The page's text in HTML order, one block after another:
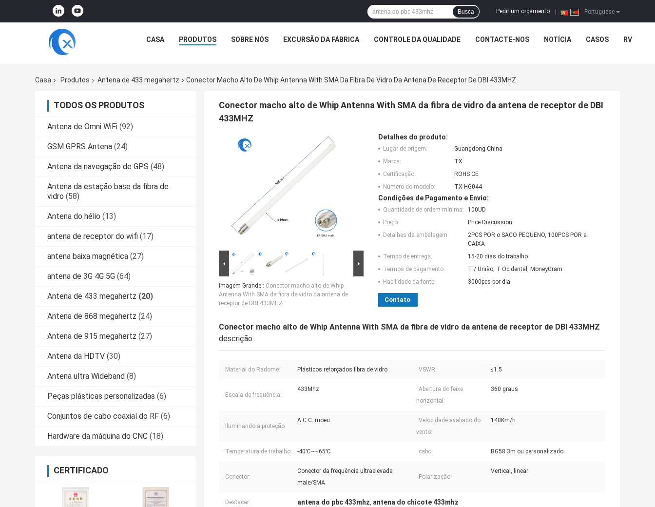
Portuguese
Pedir um orçamento
Busca
CASA PRODUTOS SOBRE NÓS EXCURSÃO DA FÁBRICA CONTROLE DA QUALIDADE CONTACTE-NOS NOTÍCIA CASOS RV
Casa Produtos Antena de 433 megahertz Conector Macho Alto De Whip Antenna With SMA Da Fibra De Vidro Da Antena De Receptor De DBI 433MHZ
TODOS OS PRODUTOS
Antena de Omni WiFi (92)
GSM GPRS Antena (24)
Antena da navegação de GPS (48)
Antena da estação base da fibra de
vidro (58)
Antena do hélio (13)
antena de receptor do wifi (17)
antena baixa magnética (27)
antena de 3G 4G 5G (64)
Antena de 433 megahertz (20)
Antena de 868 megahertz (24)
Antena de 915 megahertz (27)
Antena da HDTV (30)
Antena ultra Wideband (8)
Peças plásticas personalizadas (6)
Conjuntos de cabo coaxial do RF (6)
Hardware da máquina do CNC (18)
CERTIFICADO
Conector macho alto de Whip Antenna With SMA da fibra de vidro da antena de receptor de DBI
433MHZ
Imagem Grande : Conector macho alto de Whip
Antenna With SMA da fibra de vidro da antena de
receptor de DBI 433MHZ
Detalhes do produto:
Lugar de origem:
Guangdong China
Marca:
TX
Certificação:
ROHS CE
Número do modelo:
TX-HG044
Condições de Pagamento e Envio:
Quantidade de ordem mínima:
100UD
Preço:
Price Discussion
Detalhes da embalagem:
2PCS POR o SACO PEQUENO, 100PCS POR a
CAIXA
Tempo de entrega:
15-20 dias do trabalho
Termos de pagamento:
T / União, T Ocidental, MoneyGram
Habilidade da fonte:
3000pcs por dia
Contato
Conector macho alto de Whip Antenna With SMA da fibra de vidro da antena de receptor de DBI 433MHZ
descrição
Material do Radome: Plásticos reforçados fibra de vidro VSWR: ≤1.5
Escala de frequência:
433Mhz
Abertura do feixe
horizontal:
360 graus
Iluminando a proteção:
A C.C. moeu
Velocidade avaliado do
vento:
140Km/h
Temperatura de trabalho: -40℃~+65℃ cabo: RG58 3m ou personalizado
Conector:
Conector da frequência ultraelevada
male/SMA
Polarização:
Vertical, linear
Destacar: antena do pbc 433mhz, antena do chicote 433mhz